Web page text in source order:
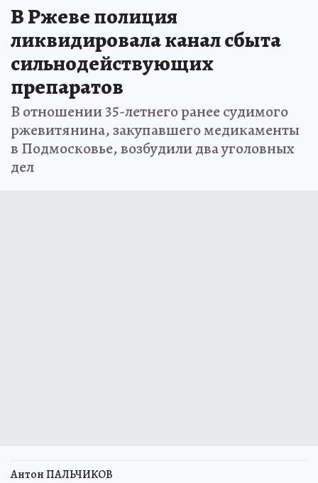
В Ржеве полиция
ликвидировала канал сбыта
сильнодействующих
препаратов
В отношении 35-летнего ранее судимого
ржевитянина, закупавшего медикаменты
в Подмосковье, возбудили два уголовных
дел
Антон ПАЛЬЧИКОВ